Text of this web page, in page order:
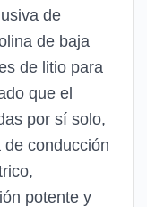
de
de baja
de litio para
que el
por sí solo,
conducción
potente y